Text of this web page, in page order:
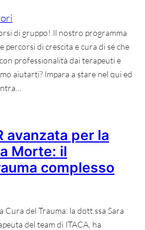
di gruppo! Il nostro programma
di crescita e cura di sé che
professionalità dai terapeuti e
aiutarti? Impara a stare nel qui ed
avanzata per la
Morte: il
complesso
Cura del Trauma: la dott.ssa Sara
del team di ITACA, ha